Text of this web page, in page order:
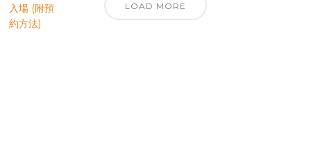
LOAD MORE